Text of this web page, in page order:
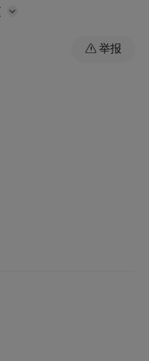
空域内飞行，也
驾驶航空器操控
举报